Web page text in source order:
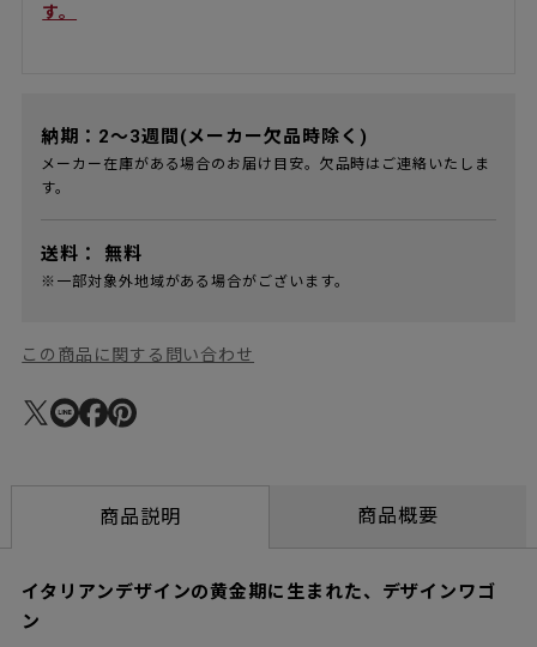
す。
納期：2～3週間(メーカー欠品時除く)
メーカー在庫がある場合のお届け目安。欠品時はご連絡いたしま
す。
送料： 無料
※一部対象外地域がある場合がございます。
この商品に関する問い合わせ
商品説明 商品概要
イタリアンデザインの黄金期に生まれた、デザインワゴ
ン